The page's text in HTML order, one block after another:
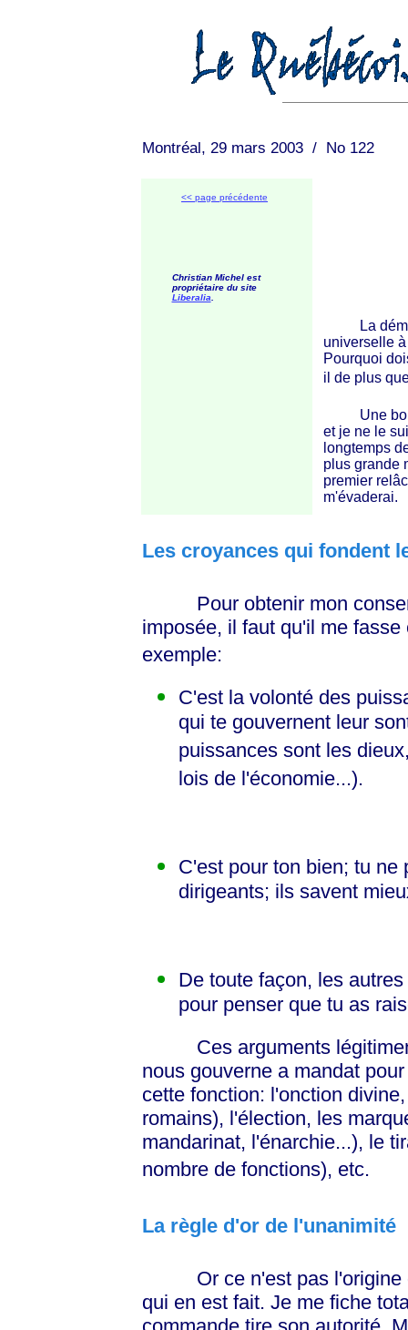
Montréal, 29 mars 2003 / No 122
<< page précédente
Christian Michel est
propriétaire du site
Liberalia
La
universelle
Pourquoi
il de plus
Une
et je ne le
longtemps
plus grande
premier
m'évaderai.
Les croyances qui fondent
Pour obtenir mon
imposée, il faut qu'il me
exemple:
C'est la volonté des
qui te gouvernent leur
puissances sont les
lois de l'économie...).
C'est pour ton bien; tu ne
dirigeants; ils savent
De toute façon, les
pour penser que tu as
Ces arguments légitiment
nous gouverne a mandat
cette fonction: l'onction
romains), l'élection, les
mandarinat, l'énarchie...), le
nombre de fonctions), etc.
La règle d'or de l'unanimité
Or ce n'est pas l'origine
qui en est fait. Je me fiche